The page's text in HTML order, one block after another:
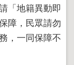
「地籍異動即
障，民眾請勿
，一同保障不